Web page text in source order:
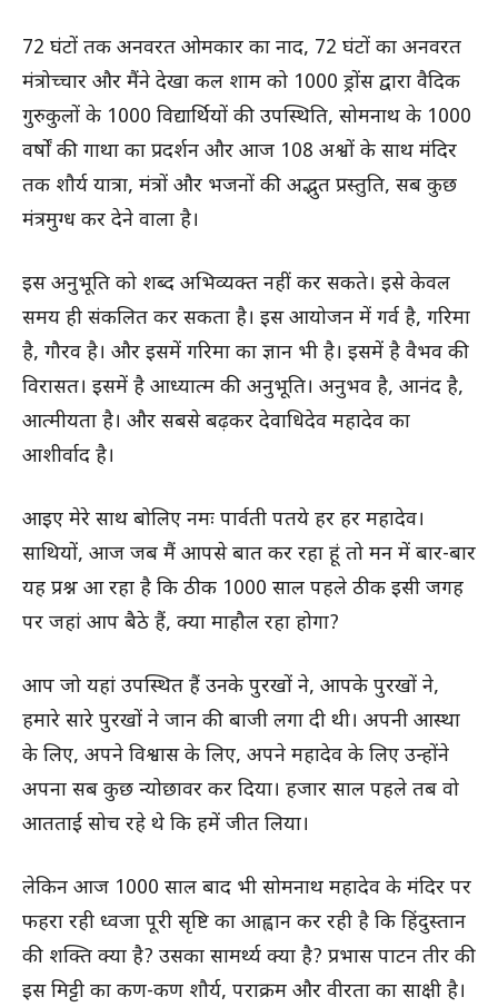
72 घंटों तक अनवरत ओमकार का नाद, 72 घंटों का अनवरत
मंत्रोच्चार और मैंने देखा कल शाम को 1000 ड्रोंस द्वारा वैदिक
गुरुकुलों के 1000 विद्यार्थियों की उपस्थिति, सोमनाथ के 1000
वर्षों की गाथा का प्रदर्शन और आज 108 अश्वों के साथ मंदिर
तक शौर्य यात्रा, मंत्रों और भजनों की अद्भुत प्रस्तुति, सब कुछ
मंत्रमुग्ध कर देने वाला है।
इस अनुभूति को शब्द अभिव्यक्त नहीं कर सकते। इसे केवल
समय ही संकलित कर सकता है। इस आयोजन में गर्व है, गरिमा
है, गौरव है। और इसमें गरिमा का ज्ञान भी है। इसमें है वैभव की
विरासत। इसमें है आध्यात्म की अनुभूति। अनुभव है, आनंद है,
आत्मीयता है। और सबसे बढ़कर देवाधिदेव महादेव का
आशीर्वाद है।
आइए मेरे साथ बोलिए नमः पार्वती पतये हर हर महादेव।
साथियों, आज जब मैं आपसे बात कर रहा हूं तो मन में बार-बार
यह प्रश्न आ रहा है कि ठीक 1000 साल पहले ठीक इसी जगह
पर जहां आप बैठे हैं, क्या माहौल रहा होगा?
आप जो यहां उपस्थित हैं उनके पुरखों ने, आपके पुरखों ने,
हमारे सारे पुरखों ने जान की बाजी लगा दी थी। अपनी आस्था
के लिए, अपने विश्वास के लिए, अपने महादेव के लिए उन्होंने
अपना सब कुछ न्योछावर कर दिया। हजार साल पहले तब वो
आतताई सोच रहे थे कि हमें जीत लिया।
लेकिन आज 1000 साल बाद भी सोमनाथ महादेव के मंदिर पर
फहरा रही ध्वजा पूरी सृष्टि का आह्वान कर रही है कि हिंदुस्तान
की शक्ति क्या है? उसका सामर्थ्य क्या है? प्रभास पाटन तीर की
इस मिट्टी का कण-कण शौर्य, पराक्रम और वीरता का साक्षी है।